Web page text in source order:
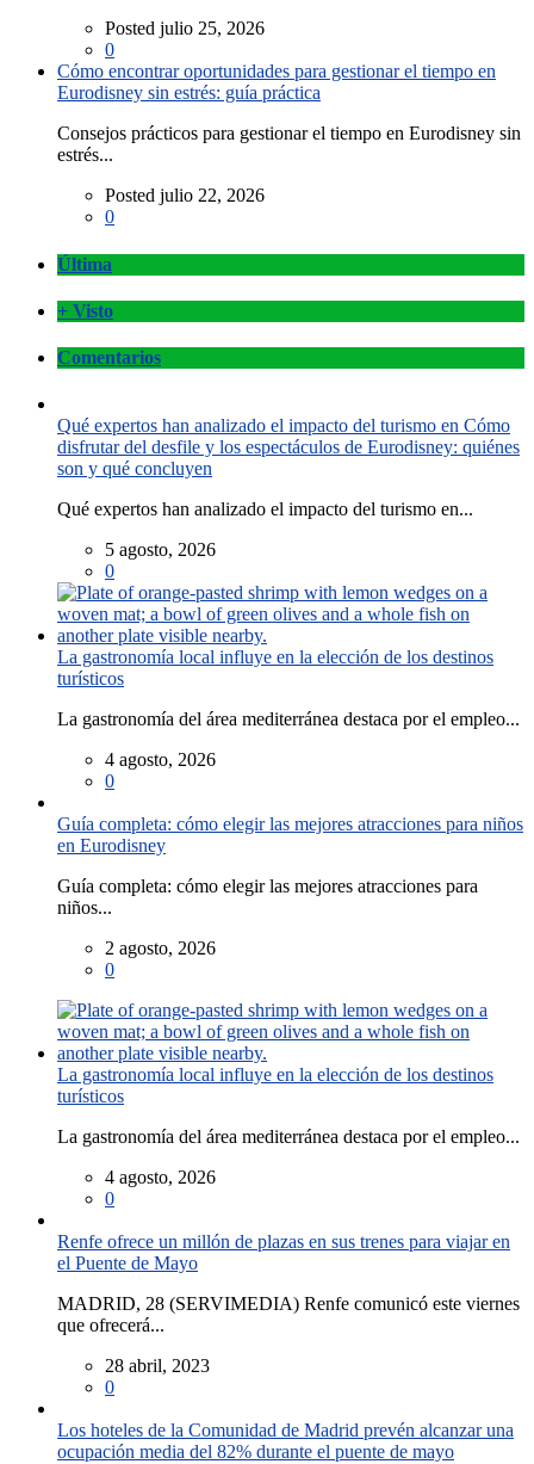
Posted julio 25, 2026
0
Cómo encontrar oportunidades para gestionar el tiempo en
Eurodisney sin estrés: guía práctica
Consejos prácticos para gestionar el tiempo en Eurodisney sin
estrés...
Posted julio 22, 2026
0
Última
+ Visto
Comentarios
Qué expertos han analizado el impacto del turismo en Cómo
disfrutar del desfile y los espectáculos de Eurodisney: quiénes
son y qué concluyen
Qué expertos han analizado el impacto del turismo en...
5 agosto, 2026
0
La gastronomía local influye en la elección de los destinos
turísticos
La gastronomía del área mediterránea destaca por el empleo...
4 agosto, 2026
0
Guía completa: cómo elegir las mejores atracciones para niños
en Eurodisney
Guía completa: cómo elegir las mejores atracciones para
niños...
2 agosto, 2026
0
La gastronomía local influye en la elección de los destinos
turísticos
La gastronomía del área mediterránea destaca por el empleo...
4 agosto, 2026
0
Renfe ofrece un millón de plazas en sus trenes para viajar en
el Puente de Mayo
MADRID, 28 (SERVIMEDIA) Renfe comunicó este viernes
que ofrecerá...
28 abril, 2023
0
Los hoteles de la Comunidad de Madrid prevén alcanzar una
ocupación media del 82% durante el puente de mayo